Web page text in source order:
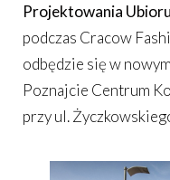
Projektowania
podczas Cracow
odbędzie się w
Poznajcie Centrum
przy ul.